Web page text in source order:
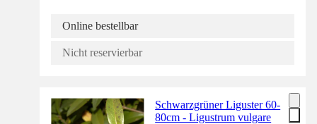
Online bestellbar
Nicht reservierbar
Schwarzgrüner Liguster 60-
80cm - Ligustrum vulgare